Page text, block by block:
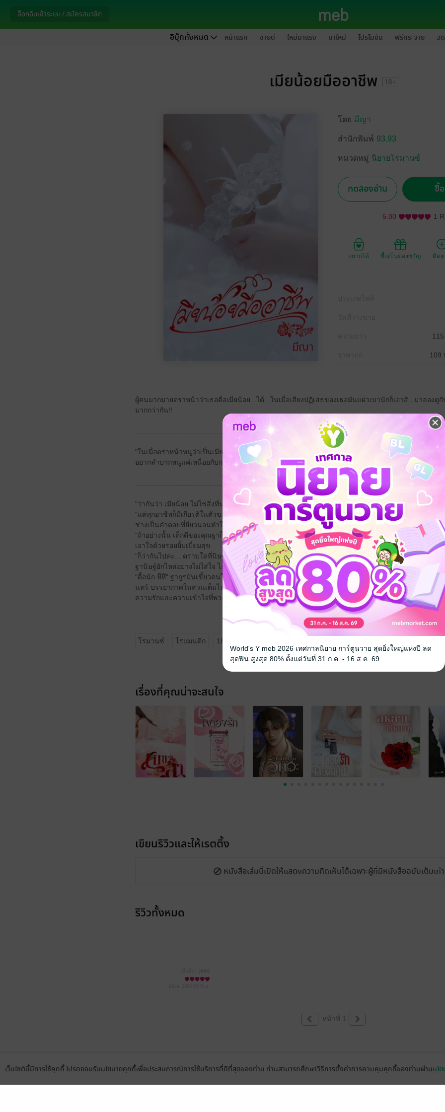
ล็อกอินเข้าระบบ / สมัครสมาชิก
อีบุ๊กทั้งหมด หน้าแรก ขายดี ใหม่มาแรง มาใหม่ โปรโมชัน ฟรีกระจาย ฮิ
เมียน้อยมืออาชีพ
โดย มีญา
สำนักพิมพ์ 93.93
หมวดหมู่ นิยายโรมานซ์
ทดลองอ่าน ซื้
5.00 1
อยากได้ ซื้อเป็นของขวัญ ติด
109
ผู้คนมากมายตราหน้าว่าเธอคือเมียน้อย...ได้...ในเมื่อเสียงปฏิเสธของเธอมันแผ่วเบานักก็เอาสิ...มาลอง
มากกว่ากัน!!
"ในเมื่อตราหน้าหนูว่าเป็นเมียน้อยคนมากมายนักหนูจะเป็นให้จริงๆ เสียเลยก็แล้วกันค่ะ นับจากนี้ไปอาชี
อยากลำบากหนูแค่เหนื่อยกับการต้องดิ้นรนมาตลอด หนูแค่ใช้สิ่งที่หนูมีเพื่อแลกกับความสบายในอนาคตเ
"ว่ากันว่า เมียน้อย ไม่ใช่สิ่งที่น่าภาคภูมิใจ..."
"แต่ทุกอาชีพก็มีเกียรติในตัวของมันเองไม่ใช่หรือคะ?" ฐานิษฐ์ที่ได้ยินแบบนั้นก็ยิ้มก่อนจะหลุดหัวเราะออก
ช่างเป็นคำตอบที่ยียวนจนทำให้คนฟังอย่างฐากูร อินทิราและบุรินทร์หัวเราะออกมาพร้อมกัน
"ถ้าอย่างนั้น เด็กดีของคุณฐาก็เป็น เมียน้อยมืออาชีพ สินะคะ ใช่ไหม?" ฐากูรอดไม่ได้ที่จะเอ่ยเย้าคนรักพร้
เอาใจด้วยรอยยิ้มเปี่ยมสุข
"ก็ว่ากันไปค่ะ... ตราบใดที่นิษฐ์มีความสุขและไม่ทำให้ใครเดือดร้อน อาชีพนี้ก็ค่อนข้างจะสบายทีเดียว เอ
ฐานิษฐ์ยักไหล่อย่างไม่ใส่ใจ ไม่วายทิ้งท้ายหยอกล้อเรื่องอายุของคนรักไปเสียหนึ่งทีด้วยความหมั่นไส้
"ดื้อนัก หึหึ" ฐากูรมันเขี้ยวคนในอ้อมแขนไม่น้อยสุดท้ายก็ได้แต่ก้มลงฟัดให้หนำใจเท่านั้นท่ามกลางเสียงหั
นทร์ บรรยากาศในสวนเต็มไปด้วยความอบอุ่นและความสุข แม้ว่าความสัมพันธ์ของพวกเขาจะไม่ได้อยู่ใ
ความรักและความเข้าใจที่พวกเขามีให้กันนั้นก็เป็นสิ่งที่แท้จริงและงดงาม
โรมานซ์ โรแมนติก 18+
เรื่องที่คุณน่าจะสนใจ
เขียนรีวิวและให้เรตติ้ง
หนังสือเล่มนี้เปิดให้แสดงความคิดเห็นได้เฉพาะผู้ที่มีหนังสือฉบับเต็มเท่
รีวิวทั้งหมด
Jeus
หน้าที่ 1
เว็บไซต์นี้มีการใช้คุกกี้ โปรดยอมรับนโยบายคุกกี้เพื่อประสบการณ์การใช้บริการที่ดีที่สุดของท่าน ท่านสามารถศึกษาวิธีการตั้งค่าการควบคุมคุกกี้ของท่านผ่านนโ
World's Y meb 2026 เทศกาลนิยาย การ์ตูนวาย สุดยิ่งใหญ่แห่งปี ลด
สุดฟิน สูงสุด 80% ตั้งแต่วันที่ 31 ก.ค. - 16 ส.ค. 69